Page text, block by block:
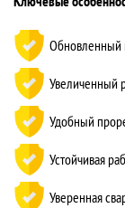
Обновленный
Увеличенный
Удобный
Устойчивая
Уверенная